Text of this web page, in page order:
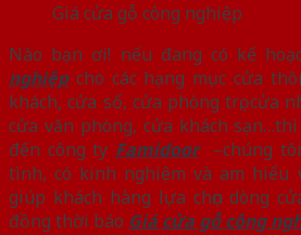
Giá cửa gỗ công nghiệp
Nào bạn ơi! nếu đang có kế
nghiệpcho các hạng mục cửa
khách, cửa sổ, cửa phòng trọ, cửa
cửa văn phòng, cửa khách
đến công ty Famidoor
–chúng
tình, có kinh nghiệm và am hiểu
giúp khách hàng lựa chọn dòng
đồng thời báo Giá cửa gỗ công